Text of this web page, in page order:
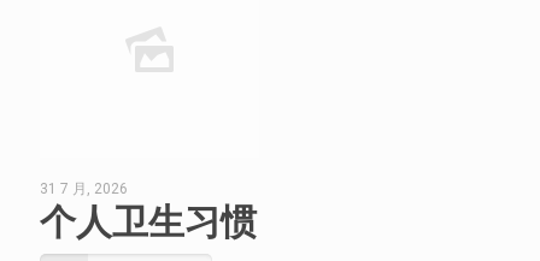
31 7 月, 2026
个人卫生习惯